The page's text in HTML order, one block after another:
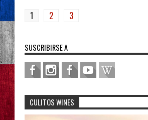
1 2 3
SUSCRIBIRSE A
CULITOS WINES